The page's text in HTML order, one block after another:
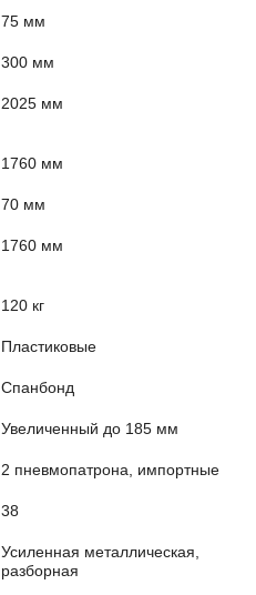
75 мм
300 мм
2025 мм
1760 мм
70 мм
1760 мм
120 кг
Пластиковые
Спанбонд
Увеличенный до 185 мм
2 пневмопатрона, импортные
38
Усиленная металлическая,
разборная